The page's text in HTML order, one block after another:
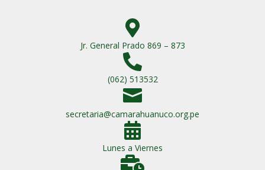

Jr. General Prado 869 – 873

(062) 513532

secretaria@camarahuanuco.org.pe

Lunes a Viernes
